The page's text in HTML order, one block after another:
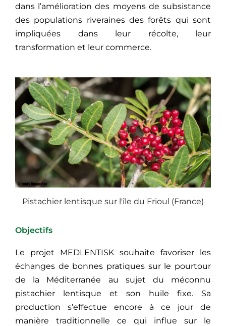
dans l’amélioration des moyens de subsistance
des populations riveraines des forêts qui sont
impliquées dans leur récolte, leur
transformation et leur commerce.
Pistachier lentisque sur l'île du Frioul (France)
Objectifs
Le projet MEDLENTISK souhaite favoriser les
échanges de bonnes pratiques sur le pourtour
de la Méditerranée au sujet du méconnu
pistachier lentisque et son huile fixe. Sa
production s’effectue encore à ce jour de
manière traditionnelle ce qui influe sur le